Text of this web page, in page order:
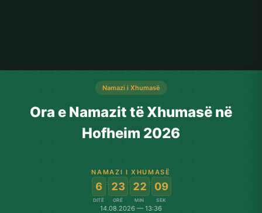
Namazi i Xhumasë
Ora e Namazit të Xhumasë në
Hofheim 2026
NAMAZI I XHUMASË
6
DITË
: 23
ORË
: 22
MIN
: 09
SEK
14.08.2026 — 13:36